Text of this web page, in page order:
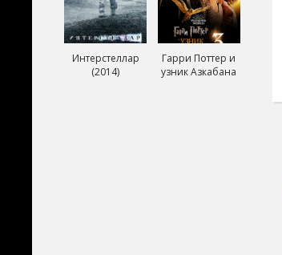
Интерстеллар
(2014)
Гарри Поттер и
узник Азкабана